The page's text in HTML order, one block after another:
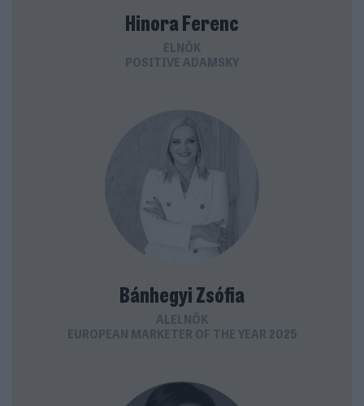
Hinora Ferenc
ELNÖK
POSITIVE ADAMSKY
Bánhegyi Zsófia
ALELNÖK
EUROPEAN MARKETER OF THE YEAR 2025